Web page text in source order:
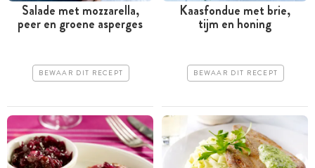
Salade met mozzarella,
peer en groene asperges
BEWAAR DIT RECEPT
Kaasfondue met brie,
tijm en honing
BEWAAR DIT RECEPT